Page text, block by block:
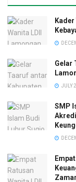
Kader
Gelar
JULY
SMP